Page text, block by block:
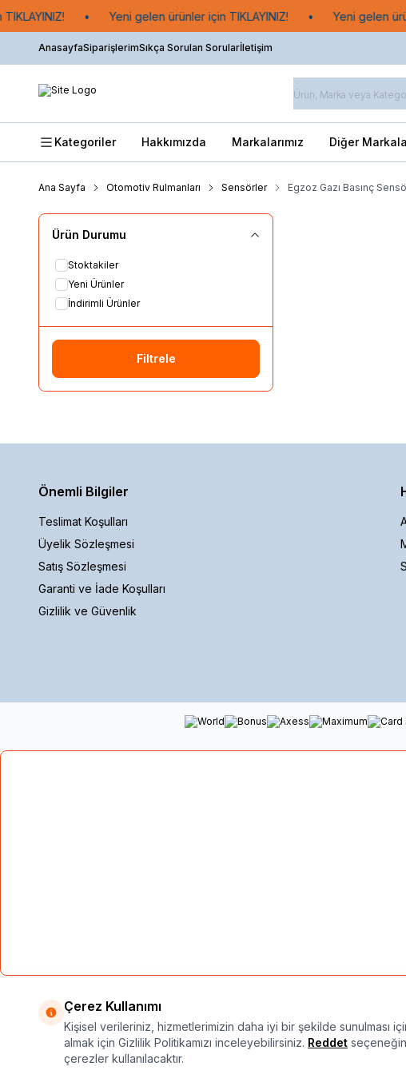
Yeni gelen ürünler için TIKLAYINIZ! Yeni gelen
AnasayfaSiparişlerimSıkça Sorulan Sorularİletişim
Kategoriler Hakkımızda Markalarımız Diğer
Ana Sayfa Otomotiv Rulmanları Sensörler Egzoz Gazı Basınç
Ürün Durumu
Stoktakiler
Yeni Ürünler
İndirimli Ürünler
Filtrele
Önemli Bilgiler
Teslimat Koşulları
Üyelik Sözleşmesi
Satış Sözleşmesi
Garanti ve İade Koşulları
Gizlilik ve Güvenlik
Atansay® tescilli bir markadır. Bu sitedeki tüm
Çerez Kullanımı
Kişisel verileriniz, hizmetlerimizin daha iyi bir şekilde sunulması
almak için Gizlilik Politikamızı inceleyebilirsiniz. Reddet
çerezler kullanılacaktır.